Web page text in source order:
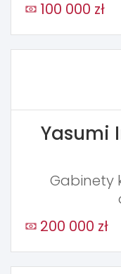
100 000 zł
Yasumi
Gabinety
200 000 zł